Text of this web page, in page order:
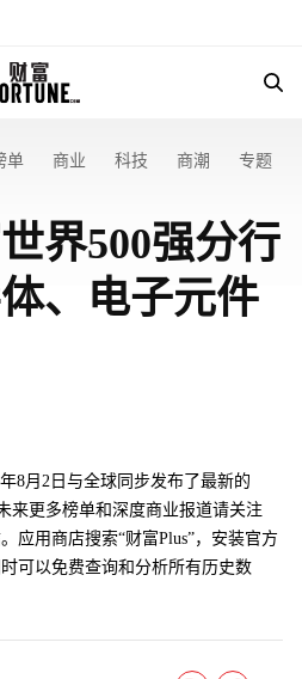
单 商业 科技 商潮 专题
界500强分行
、电子元件
8月2日与全球同步发布了最新的
来更多榜单和深度商业报道请关注
应用商店搜索“财富Plus”，安装官方
可以免费查询和分析所有历史数